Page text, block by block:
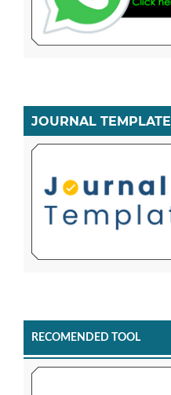
JOURNAL TEMPLATE
RECOMENDED TOOL